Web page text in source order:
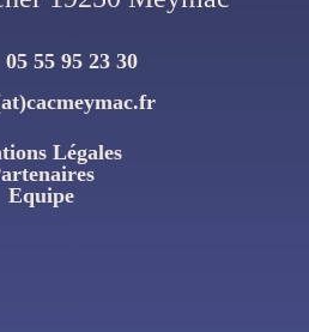
05 55 95 23 30
Pied
De
Page
Légales
Equipe